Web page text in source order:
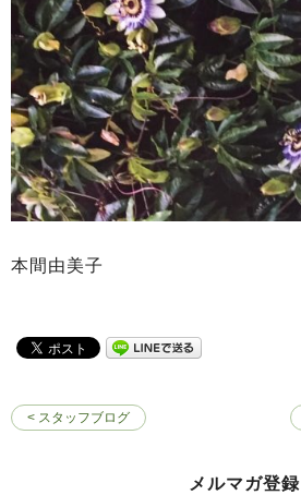
本間由美子
< スタッフブログ
メルマガ登録